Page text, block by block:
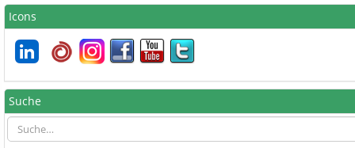
Icons
Suche